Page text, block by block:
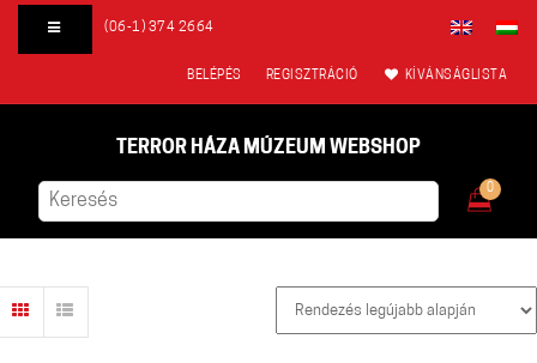
(06-1) 374 2664
BELÉPÉS REGISZTRÁCIÓ KÍVÁNSÁGLISTA
TERROR HÁZA MÚZEUM WEBSHOP
0